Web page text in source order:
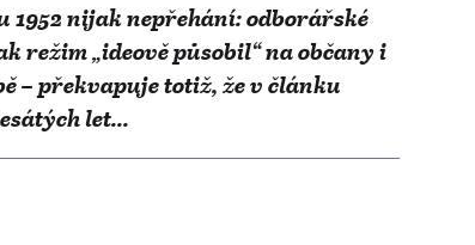
1952 nijak nepřehání: odborářské
režim „ideově působil“ na občany i
– překvapuje totiž, že v článku
let...